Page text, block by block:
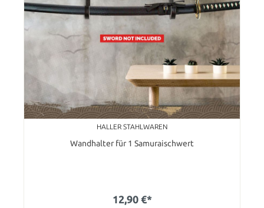
HALLER STAHLWAREN
Wandhalter für 1 Samuraischwert
12,90 €*